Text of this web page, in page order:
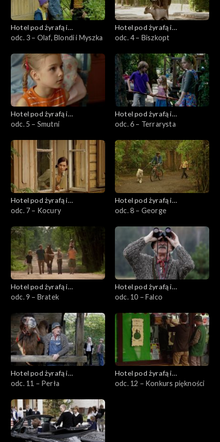
Hotel pod żyrafą i
nosorożcem
odc. 3 – Olaf, Blondi i Myszka
Hotel pod żyrafą i
nosorożcem
odc. 4 – Biszkopt
Hotel pod żyrafą i
nosorożcem
odc. 5 – Smutni
Hotel pod żyrafą i
nosorożcem
odc. 6 – Terrarysta
Hotel pod żyrafą i
nosorożcem
odc. 7 – Kocury
Hotel pod żyrafą i
nosorożcem
odc. 8 – George
Hotel pod żyrafą i
nosorożcem
odc. 9 – Bratek
Hotel pod żyrafą i
nosorożcem
odc. 10 – Falco
Hotel pod żyrafą i
nosorożcem
odc. 11 – Perła
Hotel pod żyrafą i
nosorożcem
odc. 12 – Konkurs piękności